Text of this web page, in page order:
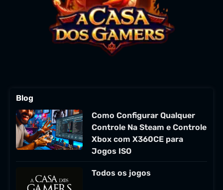
Blog
Como Configurar Qualquer
Controle Na Steam e Controle
Xbox com X360CE para
Jogos ISO
Todos os jogos